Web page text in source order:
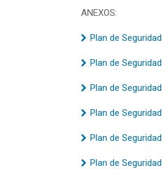
ANEXOS:
Plan de
Plan de
Plan de
Plan de
Plan de
Plan de